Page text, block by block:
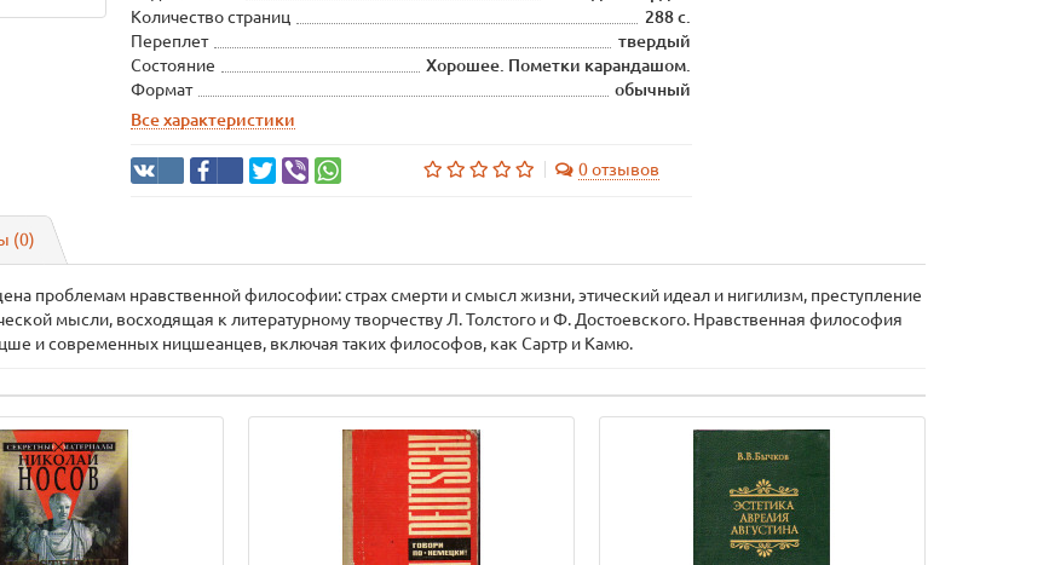
Количество страниц
288 с.
Переплет
твердый
Состояние
Хорошее. Пометки карандашом.
Формат
обычный
Все характеристики
0 отзывов
(0)
проблемам нравственной философии: страх смерти и смысл жизни, этический идеал и нигилизм, преступление
мысли, восходящая к литературному творчеству Л. Толстого и Ф. Достоевского. Нравственная философия
и современных ницшеанцев, включая таких философов, как Сартр и Камю.